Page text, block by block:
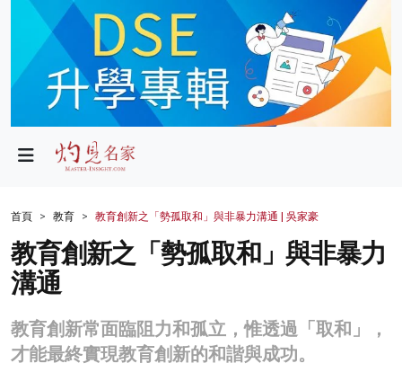
政局
財經
生活
健康
商業
科技
首頁 教育 教育創新之「勢孤取和」與非暴力溝通 | 吳家豪
教育創新之「勢孤取和」與非暴力
溝通
教育創新常面臨阻力和孤立，惟透過「取和」，
才能最終實現教育創新的和諧與成功。